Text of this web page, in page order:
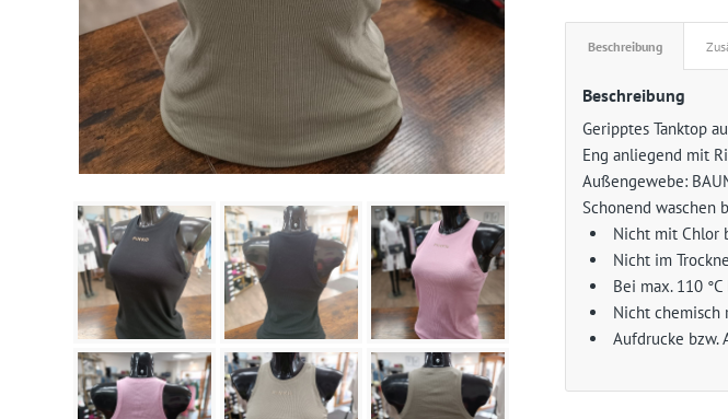
Beschreibung
Beschreibung
Geripptes Tanktop
Eng anliegend mit
Außengewebe:
Schonend waschen
Nicht mit Chlor
Nicht im
Bei max. 110
Nicht chemisch
Aufdrucke bzw.